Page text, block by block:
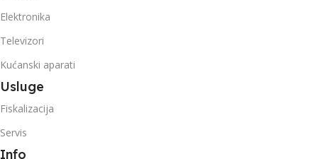
Elektronika
Televizori
Kućanski aparati
Usluge
Fiskalizacija
Servis
Info